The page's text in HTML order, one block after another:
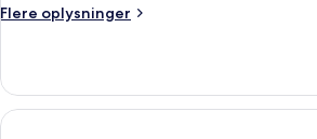
havudsigt
Flere oplysninger
Flere
værelse
terrasse